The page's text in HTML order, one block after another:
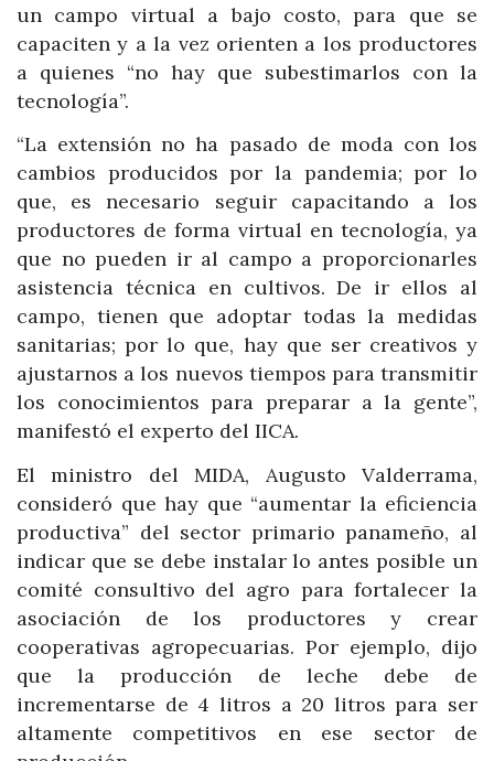
un campo virtual a bajo costo, para que se
capaciten y a la vez orienten a los productores
a quienes “no hay que subestimarlos con la
tecnología”.
“La extensión no ha pasado de moda con los
cambios producidos por la pandemia; por lo
que, es necesario seguir capacitando a los
productores de forma virtual en tecnología, ya
que no pueden ir al campo a proporcionarles
asistencia técnica en cultivos. De ir ellos al
campo, tienen que adoptar todas la medidas
sanitarias; por lo que, hay que ser creativos y
ajustarnos a los nuevos tiempos para transmitir
los conocimientos para preparar a la gente”,
manifestó el experto del IICA.
El ministro del MIDA, Augusto Valderrama,
consideró que hay que “aumentar la eficiencia
productiva” del sector primario panameño, al
indicar que se debe instalar lo antes posible un
comité consultivo del agro para fortalecer la
asociación de los productores y crear
cooperativas agropecuarias. Por ejemplo, dijo
que la producción de leche debe de
incrementarse de 4 litros a 20 litros para ser
altamente competitivos en ese sector de